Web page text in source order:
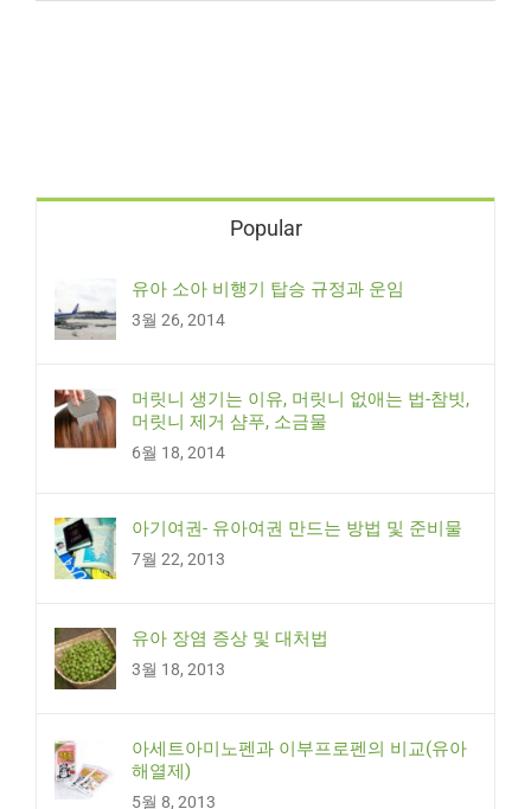
Popular
유아 소아 비행기 탑승 규정과 운임
3월 26, 2014
머릿니 생기는 이유, 머릿니 없애는 법-참빗,
머릿니 제거 샴푸, 소금물
6월 18, 2014
아기여권- 유아여권 만드는 방법 및 준비물
7월 22, 2013
유아 장염 증상 및 대처법
3월 18, 2013
아세트아미노펜과 이부프로펜의 비교(유아
해열제)
5월 8, 2013